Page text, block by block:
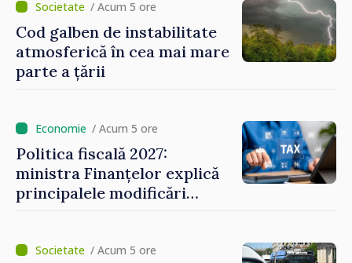
reparație vor fi efectuate în
regim prioritar
/ Acum 5 ore
Cod galben de instabilitate
atmosferică în cea mai mare
parte a țării
/ Acum 5 ore
Politica fiscală 2027:
ministra Finanțelor explică
principalele modificări
locale și rutiere
/ Acum 5 ore